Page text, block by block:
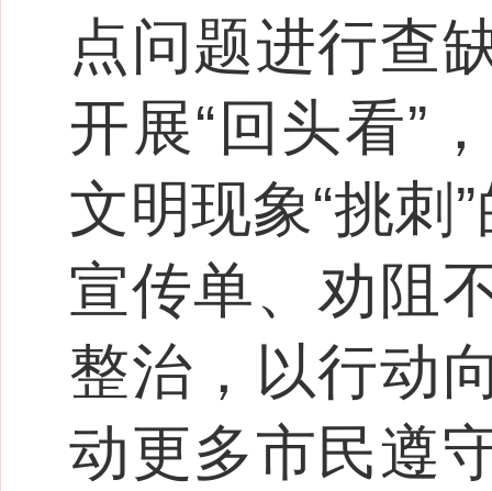
点问题进行查
开展“回头看”
文明现象“挑刺
宣传单、劝阻
整治，以行动
动更多市民遵